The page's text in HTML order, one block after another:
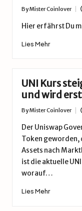
Posted
by
ByMister Coinlover
Hier erfährst Du
Lies Mehr
UNI Kurs
und wird
Posted
by
ByMister Coinlover
Der Uniswap
Token geworden,
Assets nach
ist die aktuelle
worauf…
Lies Mehr